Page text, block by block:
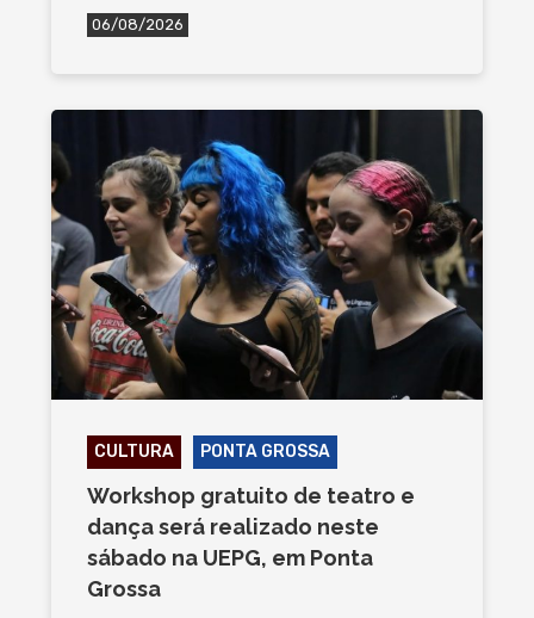
06/08/2026
CULTURA PONTA GROSSA
Workshop gratuito de teatro e
dança será realizado neste
sábado na UEPG, em Ponta
Grossa